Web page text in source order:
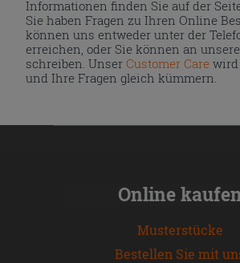
Informationen finden Sie auf der
Sie haben Fragen zu Ihren Online
können uns entweder unter der
erreichen, oder Sie können an
schreiben. UnserCustomer Care wird
und Ihre Fragen gleich kümmern.
Online
Musterstücke
Bestellen Sie mit